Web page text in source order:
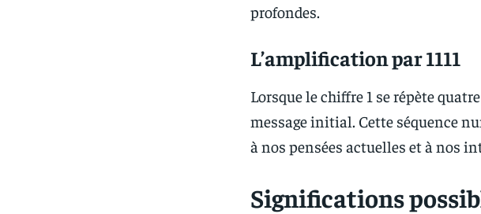
profondes.
L’amplification par 1111
Lorsque le chiffre 1 se répète
message initial. Cette séquence
à nos pensées actuelles et à nos
Significations